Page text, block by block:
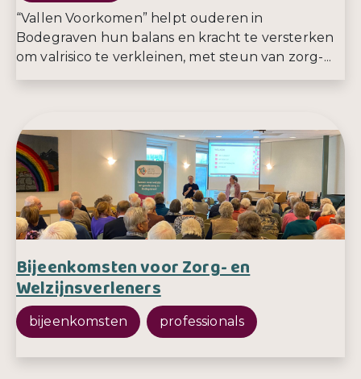
“Vallen Voorkomen” helpt ouderen in
Bodegraven hun balans en kracht te versterken
om valrisico te verkleinen, met steun van zorg-...
Bijeenkomsten voor Zorg- en
Welzijnsverleners
bijeenkomsten professionals